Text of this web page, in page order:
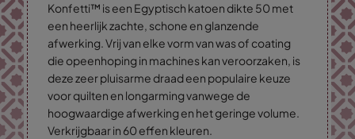
Konfetti™ is een Egyptisch katoen dikte 50 met
een heerlijk zachte, schone en glanzende
afwerking. Vrij van elke vorm van was of coating
die opeenhoping in machines kan veroorzaken, is
deze zeer pluisarme draad een populaire keuze
voor quilten en longarming vanwege de
hoogwaardige afwerking en het geringe volume.
Verkrijgbaar in 60 effen kleuren.